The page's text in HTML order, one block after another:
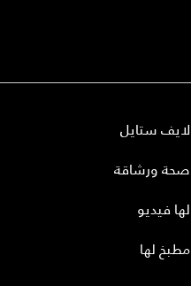
لايف ستايل
صحة ورشاقة
لها فيديو
مطبخ لها